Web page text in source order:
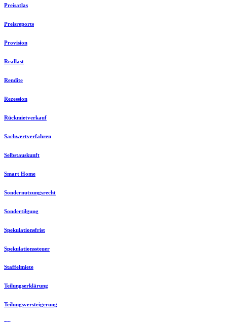
Preisatlas
Preisreports
Provision
Reallast
Rendite
Rezession
Rückmietverkauf
Sachwertverfahren
Selbstauskunft
Smart Home
Sondernutzungsrecht
Sondertilgung
Spekulationsfrist
Spekulationssteuer
Staffelmiete
Teilungserklärung
Teilungsversteigerung